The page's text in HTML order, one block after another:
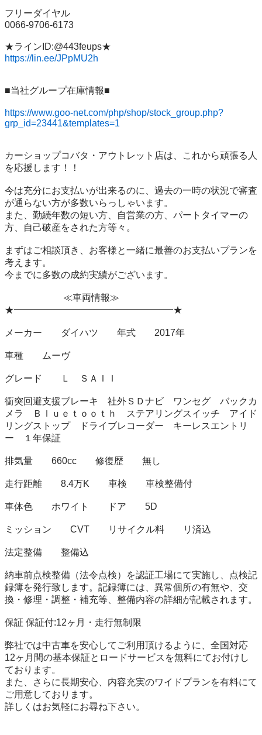
フリーダイヤル
0066-9706-6173
https://lin.ee/JPpMU2h
■当社グループ在庫情報■
https://www.goo-net.com/php/shop/stock_group.php?
grp_id=23441&templates=1
カーショップコバタ・アウトレット店は、これから頑張る人
を応援します！！
今は充分にお支払いが出来るのに、過去の一時の状況で審査
が通らない方が多数いらっしゃいます。
また、勤続年数の短い方、自営業の方、パートタイマーの
方、自己破産をされた方等々。
まずはご相談頂き、お客様と一緒に最善のお支払いプランを
考えます。
今までに多数の成約実績がございます。
≪車両情報≫
★━━━━━━━━━━━━━━━━━★
メーカー　　ダイハツ　　年式　　2017年
車種　　ムーヴ
グレード　　Ｌ　ＳＡＩＩ
衝突回避支援ブレーキ　社外ＳＤナビ　ワンセグ　バックカ
メラ　Ｂｌｕｅｔｏｏｔｈ　ステアリングスイッチ　アイド
リングストップ　ドライブレコーダー　キーレスエントリ
ー　１年保証
排気量　　660cc　　修復歴　　無し
走行距離　　8.4万K　　車検　　車検整備付
車体色　　ホワイト　　ドア　　5D
ミッション　　CVT　　リサイクル料　　リ済込
法定整備　　整備込
納車前点検整備（法令点検）を認証工場にて実施し、点検記
録簿を発行致します。記録簿には、異常個所の有無や、交
換・修理・調整・補充等、整備内容の詳細が記載されます。
保証 保証付:12ヶ月・走行無制限
弊社では中古車を安心してご利用頂けるように、全国対応
12ヶ月間の基本保証とロードサービスを無料にてお付けし
ております。
また、さらに長期安心、内容充実のワイドプランを有料にて
ご用意しております。
詳しくはお気軽にお尋ね下さい。